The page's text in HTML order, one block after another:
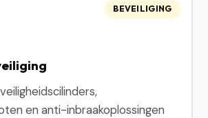
en anti-inbraakoplossingen
BEVEILIGING